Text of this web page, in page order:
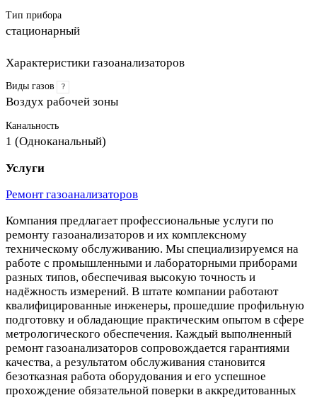
Тип прибора
стационарный
Характеристики газоанализаторов
Виды газов ?
Воздух рабочей зоны
Канальность
1 (Одноканальный)
Услуги
Ремонт газоанализаторов
Компания предлагает профессиональные услуги по
ремонту газоанализаторов и их комплексному
техническому обслуживанию. Мы специализируемся на
работе с промышленными и лабораторными приборами
разных типов, обеспечивая высокую точность и
надёжность измерений. В штате компании работают
квалифицированные инженеры, прошедшие профильную
подготовку и обладающие практическим опытом в сфере
метрологического обеспечения. Каждый выполненный
ремонт газоанализаторов сопровождается гарантиями
качества, а результатом обслуживания становится
безотказная работа оборудования и его успешное
прохождение обязательной поверки в аккредитованных